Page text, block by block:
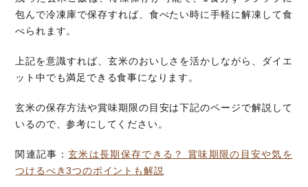
包んで冷凍庫で保存すれば、食べたい時に手軽に解凍して食
べられます。
上記を意識すれば、玄米のおいしさを活かしながら、ダイエ
ット中でも満足できる食事になります。
玄米の保存方法や賞味期限の目安は下記のページで解説して
いるので、参考にしてください。
関連記事：玄米は長期保存できる？ 賞味期限の目安や気を
つけるべき3つのポイントも解説